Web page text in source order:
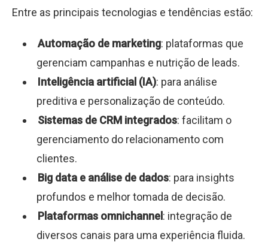
Entre as principais tecnologias e tendências estão:
Automação de marketing: plataformas que
gerenciam campanhas e nutrição de leads.
Inteligência artificial (IA): para análise
preditiva e personalização de conteúdo.
Sistemas de CRM integrados: facilitam o
gerenciamento do relacionamento com
clientes.
Big data e análise de dados: para insights
profundos e melhor tomada de decisão.
Plataformas omnichannel: integração de
diversos canais para uma experiência fluida.